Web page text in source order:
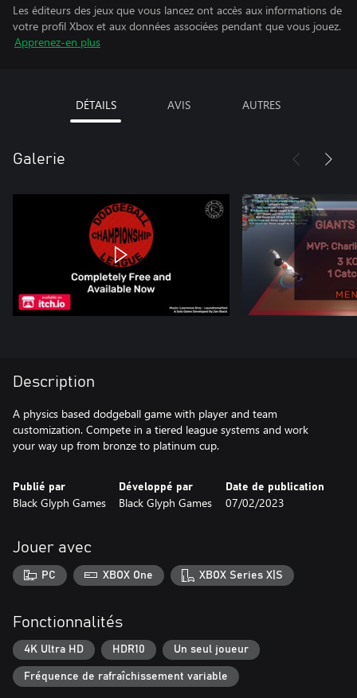
Les éditeurs des jeux que vous lancez ont accès aux informations de
votre profil Xbox et aux données associées pendant que vous jouez.
Apprenez-en plus
DÉTAILS AVIS AUTRES
Galerie
Description
A physics based dodgeball game with player and team
customization. Compete in a tiered league systems and work
your way up from bronze to platinum cup.
Publié par
Black Glyph Games
Développé par
Black Glyph Games
Date de publication
07/02/2023
Jouer avec
PC XBOX One XBOX Series X|S
Fonctionnalités
4K Ultra HD HDR10 Un seul joueur
Fréquence de rafraîchissement variable